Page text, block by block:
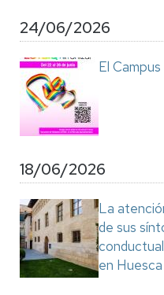
24/06/2026
El
18/06/2026
La
de sus
en Huesca